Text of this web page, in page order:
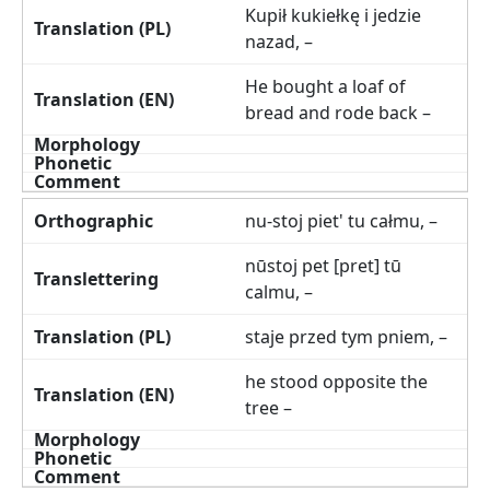
Kupił kukiełkę i jedzie
nazad, –
He bought a loaf of
bread and rode back –
nu-stoj piet' tu całmu, –
nūstoj pet [pret] tū
calmu, –
staje przed tym pniem, –
he stood opposite the
tree –